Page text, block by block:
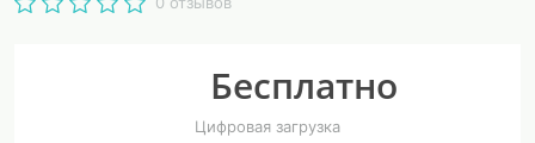
Бесплатно
Цифровая загрузка